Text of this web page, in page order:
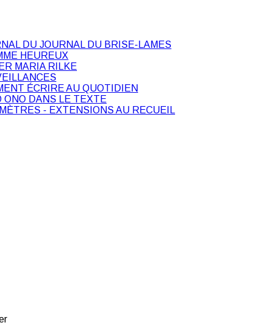
DU JOURNAL DU BRISE-LAMES
HEUREUX
MARIA RILKE
ÉCRIRE AU QUOTIDIEN
ONO DANS LE TEXTE
- EXTENSIONS AU RECUEIL